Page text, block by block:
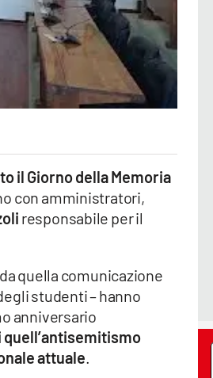
il Giorno della Memoria
con amministratori,
responsabile per il
quella comunicazione
studenti – hanno
anniversario
attuale.